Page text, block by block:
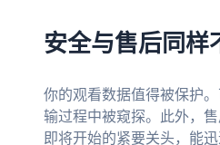
安全与售后同样
你的观看数据值得被保护
输过程中被窥探。此外，
即将开始的紧要关头，能